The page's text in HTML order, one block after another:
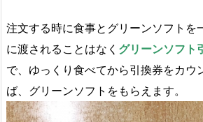
注文する時に食事とグリーンソフトを
に渡されることはなく グリーンソフト
で、ゆっくり食べてから引換券をカウ
ば、グリーンソフトをもらえます。